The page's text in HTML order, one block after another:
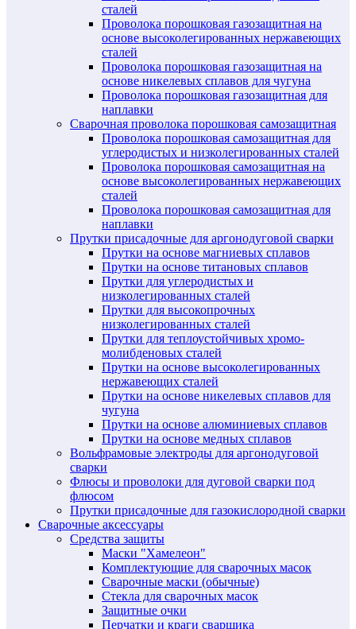
сталей
Проволока порошковая газозащитная на
основе высоколегированных нержавеющих
сталей
Проволока порошковая газозащитная на
основе никелевых сплавов для чугуна
Проволока порошковая газозащитная для
наплавки
Сварочная проволока порошковая самозащитная
Проволока порошковая самозащитная для
углеродистых и низколегированных сталей
Проволока порошковая самозащитная на
основе высоколегированных нержавеющих
сталей
Проволока порошковая самозащитная для
наплавки
Прутки присадочные для аргонодуговой сварки
Прутки на основе магниевых сплавов
Прутки на основе титановых сплавов
Прутки для углеродистых и
низколегированных сталей
Прутки для высокопрочных
низколегированных сталей
Прутки для теплоустойчивых хромо-
молибденовых сталей
Прутки на основе высоколегированных
нержавеющих сталей
Прутки на основе никелевых сплавов для
чугуна
Прутки на основе алюминиевых сплавов
Прутки на основе медных сплавов
Вольфрамовые электроды для аргонодуговой
сварки
Флюсы и проволоки для дуговой сварки под
флюсом
Прутки присадочные для газокислородной сварки
Сварочные аксессуары
Средства защиты
Маски "Хамелеон"
Комплектующие для сварочных масок
Сварочные маски (обычные)
Стекла для сварочных масок
Защитные очки
Перчатки и краги сварщика